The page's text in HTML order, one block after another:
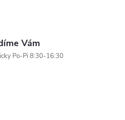
Vám
Po-Pi 8:30-16:30